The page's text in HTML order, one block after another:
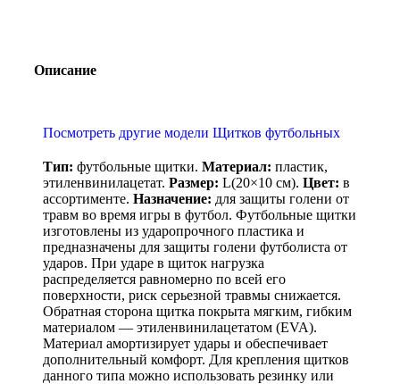
Описание
Посмотреть другие модели Щитков футбольных
Тип: футбольные щитки. Материал: пластик,
этиленвинилацетат. Размер: L(20×10 см). Цвет: в
ассортименте. Назначение: для защиты голени от
травм во время игры в футбол. Футбольные щитки
изготовлены из ударопрочного пластика и
предназначены для защиты голени футболиста от
ударов. При ударе в щиток нагрузка
распределяется равномерно по всей его
поверхности, риск серьезной травмы снижается.
Обратная сторона щитка покрыта мягким, гибким
материалом — этиленвинилацетатом (EVA).
Материал амортизирует удары и обеспечивает
дополнительный комфорт. Для крепления щитков
данного типа можно использовать резинку или